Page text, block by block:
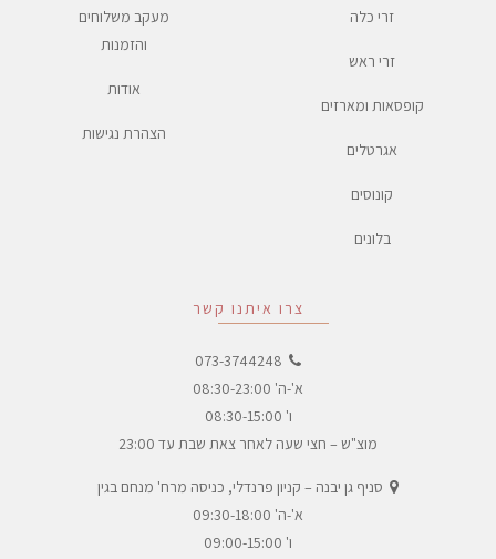
צרו איתנו קשר
073-3744248
א'-ה' 08:30-23:00
ו' 08:30-15:00
מוצ"ש – חצי שעה לאחר צאת שבת עד 23:00
סניף גן יבנה – קניון פרנדלי, כניסה מרח' מנחם בגין
א'-ה' 09:30-18:00
ו' 09:00-15:00
זרי כלה
זרי ראש
קופסאות ומארזים
אגרטלים
קונוסים
בלונים
מעקב משלוחים
והזמנות
אודות
הצהרת נגישות